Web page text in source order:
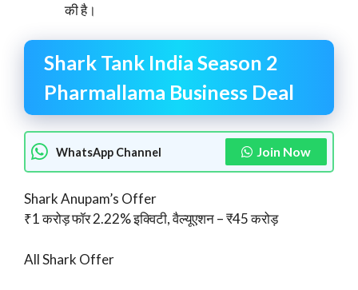
की है।
Shark Tank India Season 2
Pharmallama Business Deal
WhatsApp Channel Join Now
Shark Anupam’s Offer
₹1 करोड़ फॉर 2.22% इक्विटी, वैल्यूएशन – ₹45 करोड़
All Shark Offer